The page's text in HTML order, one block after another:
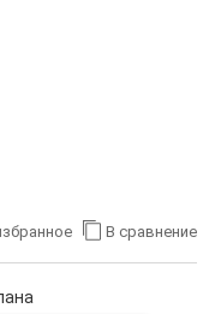
В сравнение